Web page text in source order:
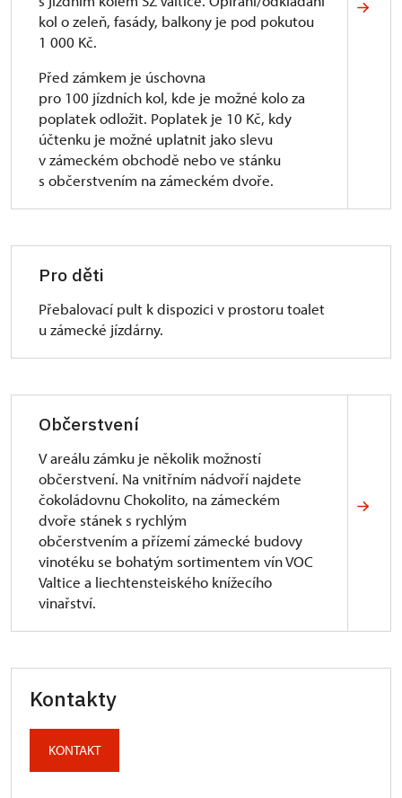
kol o zeleň, fasády, balkony je pod pokutou
1 000 Kč.
Před zámkem je úschovna
pro 100 jízdních kol, kde je možné kolo za
poplatek odložit. Poplatek je 10 Kč, kdy
účtenku je možné uplatnit jako slevu
v zámeckém obchodě nebo ve stánku
s občerstvením na zámeckém dvoře.
Pro děti
Přebalovací pult k dispozici v prostoru toalet
u zámecké jízdárny.
Občerstvení
V areálu zámku je několik možností
občerstvení. Na vnitřním nádvoří najdete
čokoládovnu Chokolito, na zámeckém
dvoře stánek s rychlým
občerstvením a přízemí zámecké budovy
vinotéku se bohatým sortimentem vín VOC
Valtice a liechtensteiského knížecího
vinařství.
Kontakty
KONTAKT